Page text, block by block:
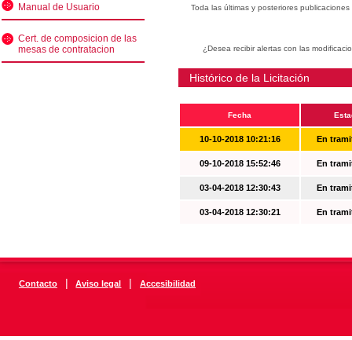
Manual de Usuario
Cert. de composicion de las
mesas de contratacion
Toda las últimas y posteriores
¿Desea recibir alertas con las
Histórico de la Licitación
Fecha
10-10-2018 10:21:16 En
09-10-2018 15:52:46 En
03-04-2018 12:30:43 En
03-04-2018 12:30:21 En
Contacto | Aviso legal | Accesibilidad